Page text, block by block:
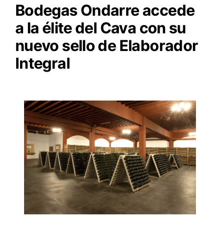
Bodegas Ondarre accede
a la élite del Cava con su
nuevo sello de Elaborador
Integral